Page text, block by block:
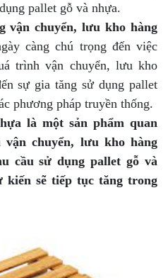
pallet gỗ và nhựa.
vận chuyển, lưu kho hàng
càng chú trọng đến việc
trình vận chuyển, lưu kho
sự gia tăng sử dụng pallet
phương pháp truyền thống.
là một sản phẩm quan
chuyển, lưu kho hàng
cầu sử dụng pallet gỗ và
sẽ tiếp tục tăng trong